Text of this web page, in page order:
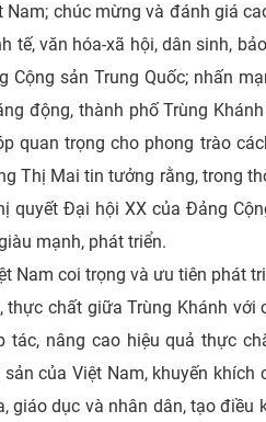
chúc mừng và đánh giá
tế, văn hóa-xã hội, dân sinh,
sản Trung Quốc; nhấn
động, thành phố Trùng
quan trọng cho phong trào
Thị Mai tin tưởng rằng, trong
quyết Đại hội XX của Đảng
mạnh, phát triển.
Nam coi trọng và ưu tiên phát
chất giữa Trùng Khánh
nâng cao hiệu quả thực
của Việt Nam, khuyến
giáo dục và nhân dân, tạo